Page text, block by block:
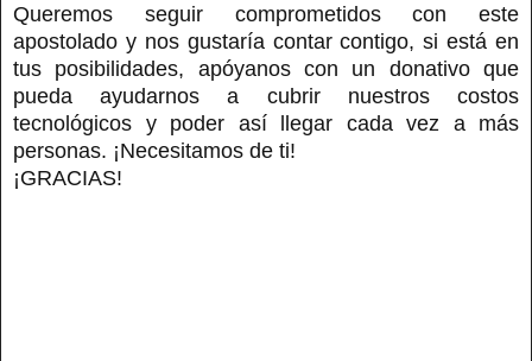
Queremos seguir comprometidos con este
apostolado y nos gustaría contar contigo, si está en
tus posibilidades, apóyanos con un donativo que
pueda ayudarnos a cubrir nuestros costos
tecnológicos y poder así llegar cada vez a más
personas. ¡Necesitamos de ti!
¡GRACIAS!